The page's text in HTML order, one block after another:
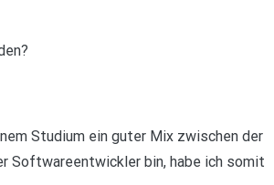
Studium ein guter Mix zwischen der
Softwareentwickler bin, habe ich somit